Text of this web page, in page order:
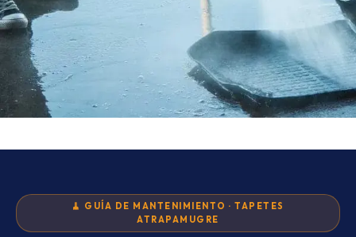
🧹 GUÍA DE MANTENIMIENTO · TAPETES
ATRAPAMUGRE